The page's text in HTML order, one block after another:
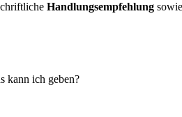
Handlungsempfehlung
kann ich geben?